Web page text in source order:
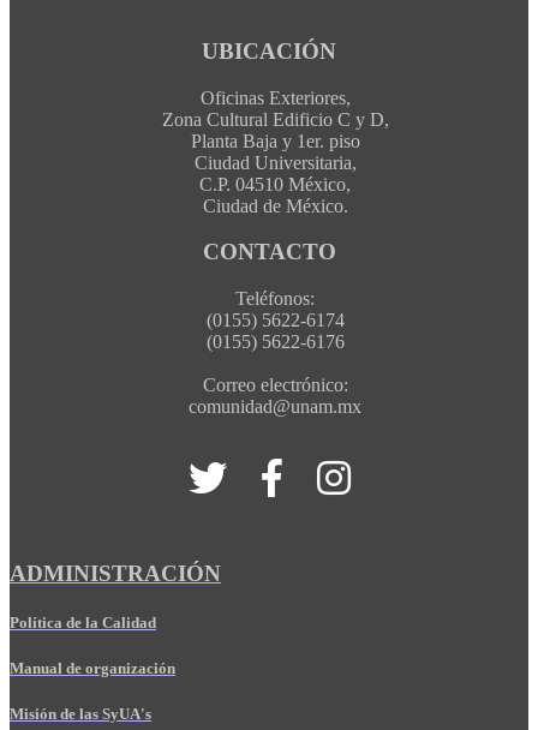
UBICACIÓN
Oficinas Exteriores,
Zona Cultural Edificio C y D,
Planta Baja y 1er. piso
Ciudad Universitaria,
C.P. 04510 México,
Ciudad de México.
CONTACTO
Teléfonos:
(0155) 5622-6174
(0155) 5622-6176
Correo electrónico:
comunidad@unam.mx
ADMINISTRACIÓN
Política de la Calidad
Manual de organización
Misión de las SyUA's